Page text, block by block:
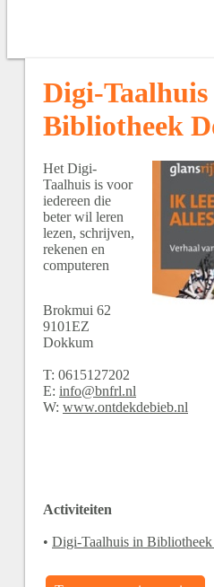
Digi-
Bibliotheek
Het Digi-
Taalhuis is voor
iedereen die
beter wil leren
lezen, schrijven,
rekenen en
computeren
Brokmui 62
9101EZ
Dokkum
T: 0615127202
E: info@bnfrl.nl
W: www.ontdekdebieb.nl
Activiteiten
• Digi-Taalhuis in